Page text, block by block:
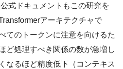
式ドキュメントもこの研究を
アーキテクチャで
てのトークンに注意を向けるた
ど処理すべき関係の数が急増し
なるほど精度低下（コンテキス